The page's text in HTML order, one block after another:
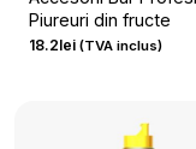
Piureuri din fructe
18.2lei (TVA inclus)